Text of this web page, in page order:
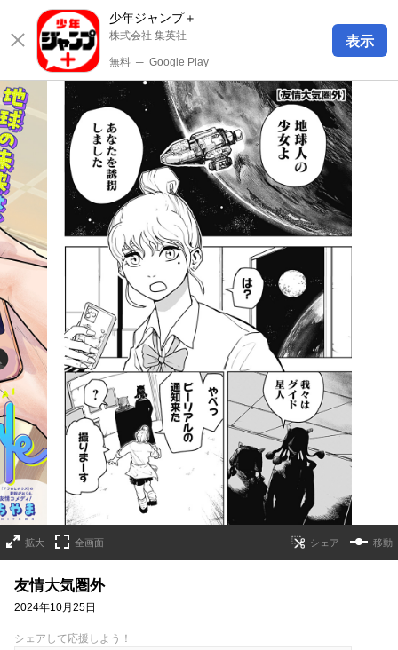
少年ジャンプ＋
株式会社 集英社
無料 ─ Google Play
表示
拡大 全画面 移動
友情大気圏外
2024年10月25日
シェアして応援しよう！